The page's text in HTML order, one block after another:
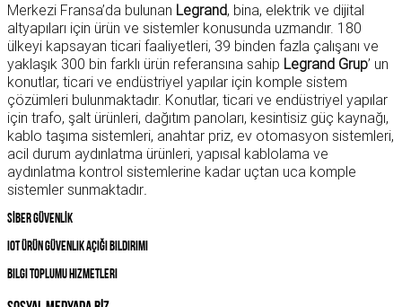
Merkezi Fransa’da bulunan Legrand, bina, elektrik ve dijital
altyapıları için ürün ve sistemler konusunda uzmandır. 180
ülkeyi kapsayan ticari faaliyetleri, 39 binden fazla çalışanı ve
yaklaşık 300 bin farklı ürün referansına sahip Legrand Grup’ un
konutlar, ticari ve endüstriyel yapılar için komple sistem
çözümleri bulunmaktadır. Konutlar, ticari ve endüstriyel yapılar
için trafo, şalt ürünleri, dağıtım panoları, kesintisiz güç kaynağı,
kablo taşıma sistemleri, anahtar priz, ev otomasyon sistemleri,
acil durum aydınlatma ürünleri, yapısal kablolama ve
aydınlatma kontrol sistemlerine kadar uçtan uca komple
sistemler sunmaktadır.
SİBER GÜVENLİK
IOT Ürün Güvenlik Açığı Bildirimi
Bilgi Toplumu Hizmetleri